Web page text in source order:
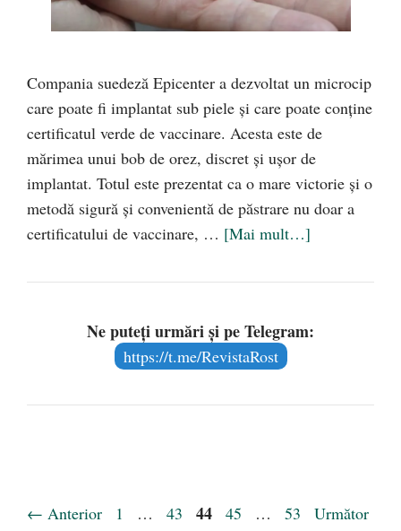
Compania suedeză Epicenter a dezvoltat un microcip
care poate fi implantat sub piele și care poate conține
certificatul verde de vaccinare. Acesta este de
mărimea unui bob de orez, discret și ușor de
implantat. Totul este prezentat ca o mare victorie și o
metodă sigură și convenientă de păstrare nu doar a
certificatului de vaccinare, … [Mai mult…]
Ne puteți urmări și pe Telegram:
https://t.me/RevistaRost
← Anterior Pagina
1 … Pagina
43 Pagina
44 Pagina
45 … Pagina
53
Următor